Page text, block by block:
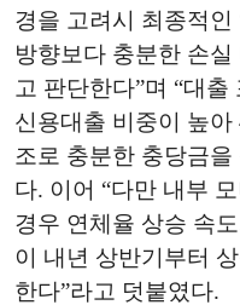
경을 고려시 최종적
방향보다 충분한 손
고 판단한다”며 “대
신용대출 비중이 높
조로 충분한 충당금
다. 이어 “다만 내부
경우 연체율 상승 속
이 내년 상반기부터
한다”라고 덧붙였다.